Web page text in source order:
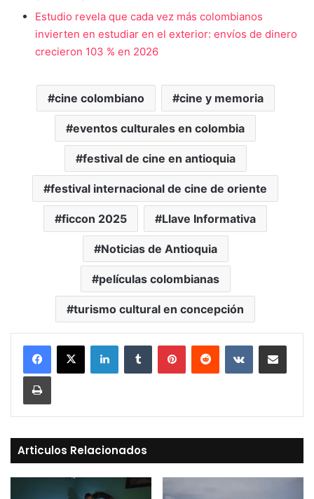
Estudio revela que cada vez más colombianos
invierten en estudiar en el exterior: envíos de dinero
crecieron 103 % en 2026
cine colombiano cine y memoria
eventos culturales en colombia
festival de cine en antioquia
festival internacional de cine de oriente
ficcon 2025 Llave Informativa
Noticias de Antioquia
películas colombianas
turismo cultural en concepción
LinkedInTumblr PinterestReddit VKontakteCompartir vía Mail
Print
Articulos Relacionados